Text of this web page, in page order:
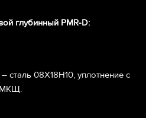
глубинный PMR-D:
сталь 08Х18Н10, уплотнение с